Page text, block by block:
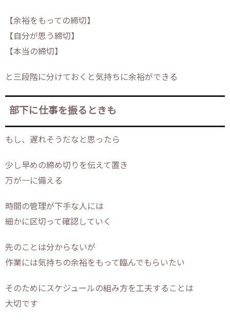
【余裕をもっての締切】
【自分が思う締切】
【本当の締切】
と三段階に分けておくと気持ちに余裕ができる
部下に仕事を振るときも
もし、遅れそうだなと思ったら
少し早めの締め切りを伝えて置き
万が一に備える
時間の管理が下手な人には
細かに区切って確認していく
先のことは分からないが
作業には気持ちの余裕をもって臨んでもらいたい
そのためにスケジュールの組み方を工夫することは
大切です